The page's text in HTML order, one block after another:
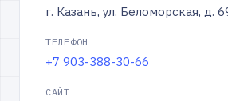
г. Казань, ул. Беломорская, д.
ТЕЛЕФОН
+7 903-388-30-66
САЙТ